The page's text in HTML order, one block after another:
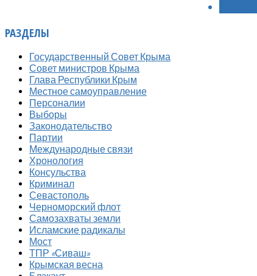
РАЗДЕЛЫ
Государственный Совет Крыма
Совет министров Крыма
Глава Республики Крым
Местное самоуправление
Персоналии
Выборы
Законодательство
Партии
Международные связи
Хронология
Консульства
Криминал
Севастополь
Черноморский флот
Самозахваты земли
Исламские радикалы
Мост
ТПР «Сиваш»
Крымская весна